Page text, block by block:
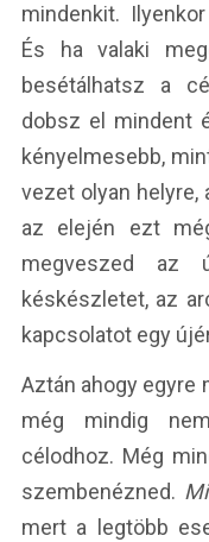
mindenkit.
És ha valaki
besétálhatsz a
dobsz el mindent
kényelmesebb,
vezet olyan helyre,
az elején ezt
megveszed az
késkészletet, az
kapcsolatot egy
Aztán ahogy egyre
még mindig
célodhoz. Még
szembenézned.
mert a legtöbb